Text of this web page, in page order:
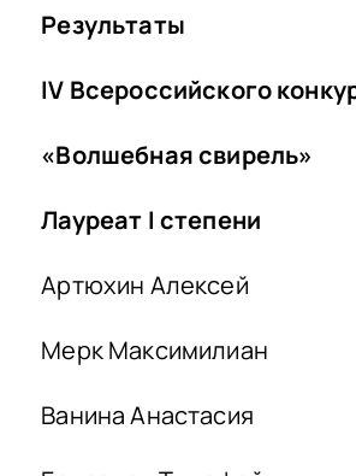
Результаты
IV Всероссийского
«Волшебная свирель»
Лауреат I степени
Артюхин Алексей
Мерк Максимилиан
Ванина Анастасия